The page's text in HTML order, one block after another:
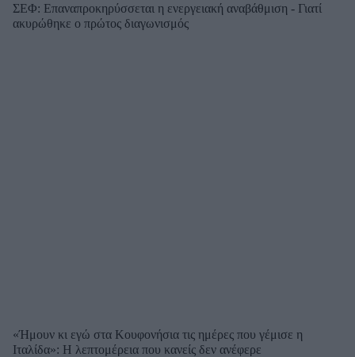
ΣΕΦ: Επαναπροκηρύσσεται η ενεργειακή αναβάθμιση - Γιατί
ακυρώθηκε ο πρώτος διαγωνισμός
«Ήμουν κι εγώ στα Κουφονήσια τις ημέρες που γέμισε η
Ιταλίδα»: Η λεπτομέρεια που κανείς δεν ανέφερε